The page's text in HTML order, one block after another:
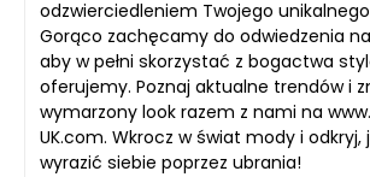
odzwierciedleniem Twojego
Gorąco zachęcamy do odwiedzenia
aby w pełni skorzystać z bogactwa
oferujemy. Poznaj aktualne trendów i
wymarzony look razem z nami na
UK.com. Wkrocz w świat mody i odkryj,
wyrazić siebie poprzez ubrania!